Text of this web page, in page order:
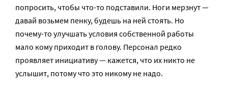
попросить, чтобы что-то подставили. Ноги мерзнут —
давай возьмем пенку, будешь на ней стоять. Но
почему-то улучшать условия собственной работы
мало кому приходит в голову. Персонал редко
проявляет инициативу — кажется, что их никто не
услышит, потому что это никому не надо.